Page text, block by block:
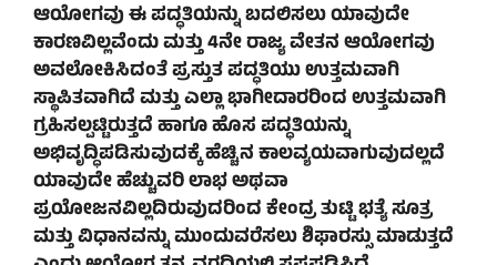
ಆಯೋಗವು ಈ ಪದ್ಧತಿಯನ್ನು ಬದಲಿಸಲು ಯಾವುದೇ
ಕಾರಣವಿಲ್ಲವೆಂದು ಮತ್ತು 4ನೇ ರಾಜ್ಯ ವೇತನ ಆಯೋಗವು
ಅವಲೋಕಿಸಿದಂತೆ ಪ್ರಸ್ತುತ ಪದ್ಧತಿಯು ಉತ್ತಮವಾಗಿ
ಸ್ಥಾಪಿತವಾಗಿದೆ ಮತ್ತು ಎಲ್ಲಾ ಭಾಗೀದಾರರಿಂದ ಉತ್ತಮವಾಗಿ
ಗ್ರಹಿಸಲ್ಪಟ್ಟಿರುತ್ತದೆ ಹಾಗೂ ಹೊಸ ಪದ್ಧತಿಯನ್ನು
ಅಭಿವೃದ್ಧಿಪಡಿಸುವುದಕ್ಕೆ ಹೆಚ್ಚಿನ ಕಾಲವ್ಯಯವಾಗುವುದಲ್ಲದೆ
ಯಾವುದೇ ಹೆಚ್ಚುವರಿ ಲಾಭ ಅಥವಾ
ಪ್ರಯೋಜನವಿಲ್ಲದಿರುವುದರಿಂದ ಕೇಂದ್ರ ತುಟ್ಟಿ ಭತ್ಯೆ ಸೂತ್ರ
ಮತ್ತು ವಿಧಾನವನ್ನು ಮುಂದುವರೆಸಲು ಶಿಫಾರಸ್ಸು ಮಾಡುತ್ತದೆ